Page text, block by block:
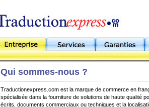
Qui sommes-nous ?
Traductionexpress.com est la marque de commerce en
spécialisée dans la fourniture de solutions de haute qualité
écrits, documents commerciaux ou techniques et la